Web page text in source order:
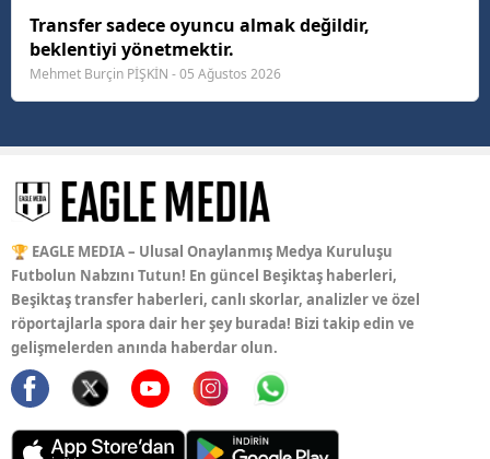
Transfer sadece oyuncu almak değildir,
beklentiyi yönetmektir.
Mehmet Burçin PİŞKİN - 05 Ağustos 2026
🏆 EAGLE MEDIA – Ulusal Onaylanmış Medya Kuruluşu
Futbolun Nabzını Tutun! En güncel Beşiktaş haberleri,
Beşiktaş transfer haberleri, canlı skorlar, analizler ve özel
röportajlarla spora dair her şey burada! Bizi takip edin ve
gelişmelerden anında haberdar olun.